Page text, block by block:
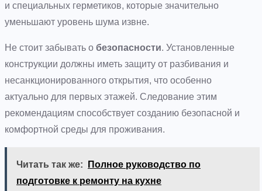
и специальных герметиков, которые значительно
уменьшают уровень шума извне.
Не стоит забывать о безопасности. Установленные
конструкции должны иметь защиту от разбивания и
несанкционированного открытия, что особенно
актуально для первых этажей. Следование этим
рекомендациям способствует созданию безопасной и
комфортной среды для проживания.
Читать так же:
Полное руководство по
подготовке к ремонту на кухне